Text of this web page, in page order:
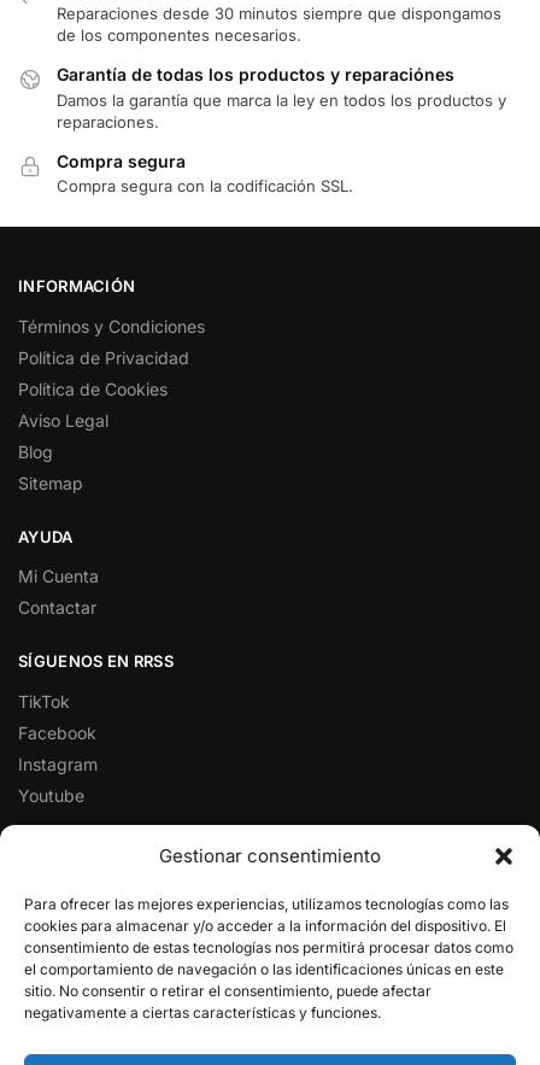
Gestionar consentimiento
Para ofrecer las mejores experiencias, utilizamos tecnologías como las
cookies para almacenar y/o acceder a la información del dispositivo. El
consentimiento de estas tecnologías nos permitirá procesar datos como
el comportamiento de navegación o las identificaciones únicas en este
sitio. No consentir o retirar el consentimiento, puede afectar
negativamente a ciertas características y funciones.
Reparaciones desde 30 minutos siempre que dispongamos
de los componentes necesarios.
Garantía de todas los productos y reparaciónes
Damos la garantía que marca la ley en todos los productos y
reparaciones.
Compra segura
Compra segura con la codificación SSL.
INFORMACIÓN
Términos y Condiciones
Política de Privacidad
Política de Cookies
Aviso Legal
Blog
Sitemap
AYUDA
Mi Cuenta
Contactar
SÍGUENOS EN RRSS
TikTok
Facebook
Instagram
Youtube
FOXLIVE EN GOOGLE
★★★★★
Le invitamos a visitar nuestro perfil de Google con una
satisfacción de un 4,7 de 5 en más de 1300 reseñas de
nuestros clientes.